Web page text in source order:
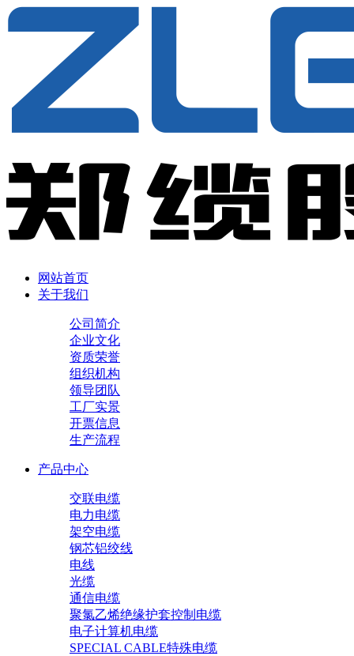
网站首页
关于我们
公司简介
企业文化
资质荣誉
组织机构
领导团队
工厂实景
开票信息
生产流程
产品中心
交联电缆
电力电缆
架空电缆
钢芯铝绞线
电线
光缆
通信电缆
聚氯乙烯绝缘护套控制电缆
电子计算机电缆
SPECIAL CABLE特殊电缆